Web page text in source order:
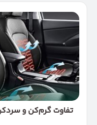
تفاوت
گرم‌کن
و
سردکن
صندلی
با
بخاری
کولر
خودرو
تفاوت گرم‌کن و